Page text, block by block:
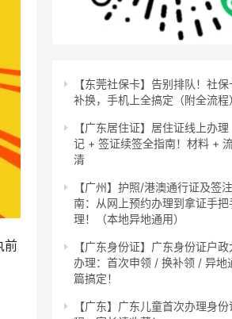
前
【东莞社保卡】告别排队！社保
补换，手机上全搞定（附全流程
【广东居住证】居住证线上办
记 + 签证续签全指南！材料 +
清
【广州】护照/港澳通行证及签
南：从网上预约办理到拿证手把
理！（本地异地通用）
【广东身份证】广东身份证户
办理：首次申领 / 换补领 / 异地
篇搞定！
【广东】广东儿童首次办理身